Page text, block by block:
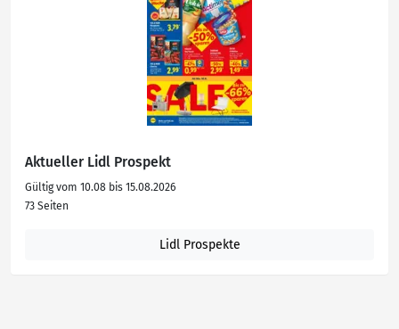
Aktueller Lidl Prospekt
Gültig vom 10.08 bis 15.08.2026
73 Seiten
Lidl Prospekte